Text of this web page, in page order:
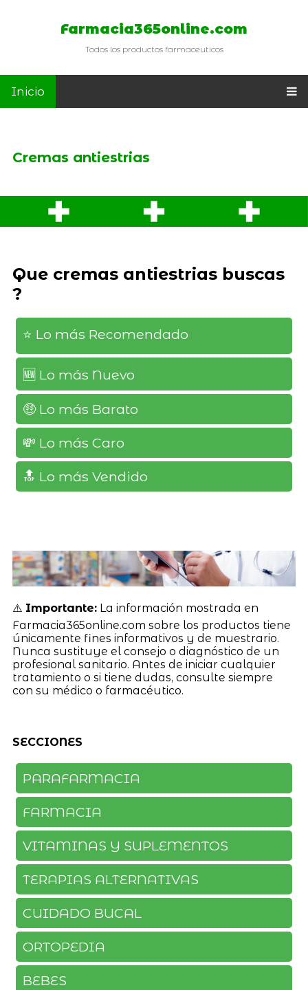
Farmacia365online.com
Todos los productos farmaceuticos
Inicio
Cremas antiestrias
Que cremas antiestrias buscas
?
⭐️ Lo más Recomendado
🆕️ Lo más Nuevo
🤑 Lo más Barato
💸 Lo más Caro
🔝 Lo más Vendido
⚠️ Importante:La información mostrada en
Farmacia365online.com sobre los productos tiene
únicamente fines informativos y de muestrario.
Nunca sustituye el consejo o diagnóstico de un
profesional sanitario. Antes de iniciar cualquier
tratamiento o si tiene dudas, consulte siempre
con su médico o farmacéutico.
SECCIONES
PARAFARMACIA
FARMACIA
VITAMINAS Y SUPLEMENTOS
TERAPIAS ALTERNATIVAS
CUIDADO BUCAL
ORTOPEDIA
BEBES